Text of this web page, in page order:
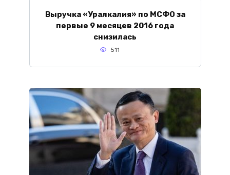
Выручка «Уралкалия» по МСФО за
первые 9 месяцев 2016 года
снизилась
511